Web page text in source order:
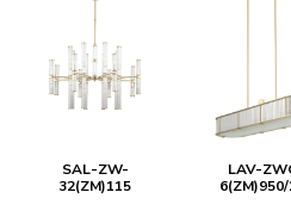
SAL-ZW-
32(ZM)115
LAV-